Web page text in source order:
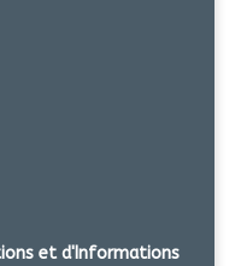
et d'Informations